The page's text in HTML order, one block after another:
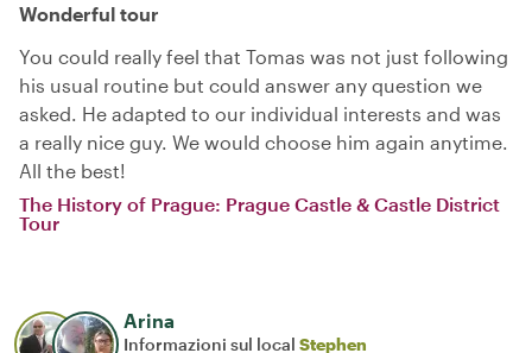
Wonderful tour
You could really feel that Tomas was not just following
his usual routine but could answer any question we
asked. He adapted to our individual interests and was
a really nice guy. We would choose him again anytime.
All the best!
The History of Prague: Prague Castle & Castle District
Tour
Arina
Informazioni sul local Stephen